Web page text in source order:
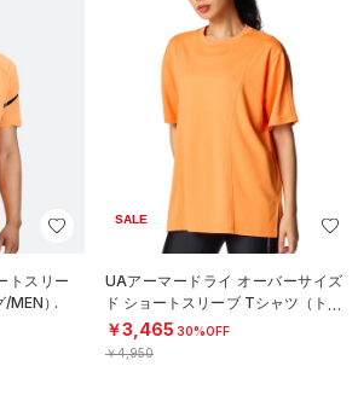
トスリー
/MEN）
SALE
UAアーマードライ オーバーサイズ
ド ショートスリーブ Tシャツ（トレ
ーニング/WOMEN）
￥3,465 30%OFF
￥4,950